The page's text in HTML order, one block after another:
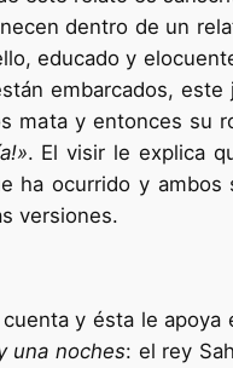
dentro de un
educado y
embarcados,
mata y entonces su
. El visir le explica
ha ocurrido y
versiones.
y ésta le
una noches: el rey